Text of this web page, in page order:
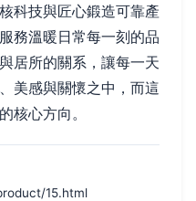
科技與匠心鍛造可靠產
務溫暖日常每一刻的品
居所的關系，讓每一天
美感與關懷之中，而這
核心方向。
15.html